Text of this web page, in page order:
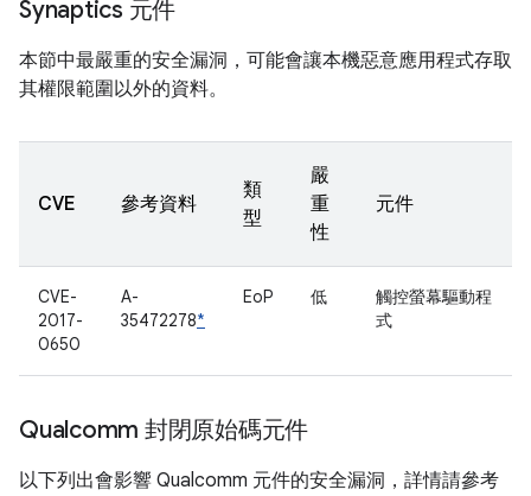
Synaptics 元件
本節中最嚴重的安全漏洞，可能會讓本機惡意應用程式存取
其權限範圍以外的資料。
CVE 參考資料
類
型
嚴
重
性
元件
CVE-
2017-
0650
A-
35472278*
EoP 低
觸控螢幕驅動程
式
Qualcomm 封閉原始碼元件
以下列出會影響 Qualcomm 元件的安全漏洞，詳情請參考